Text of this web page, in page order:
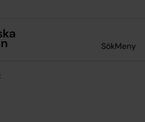
SökMeny